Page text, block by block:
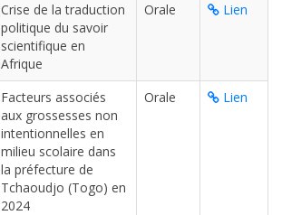
Crise de la traduction
politique du savoir
scientifique en
Afrique
Orale Lien
Facteurs associés
aux grossesses non
intentionnelles en
milieu scolaire dans
la préfecture de
Tchaoudjo (Togo) en
2024
Orale Lien